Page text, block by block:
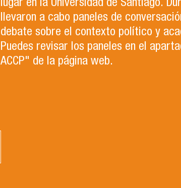
lugar en la Universidad de Santiago.
llevaron a cabo paneles de
debate sobre el contexto político y
Puedes revisar los paneles en el
ACCP" de la página web.